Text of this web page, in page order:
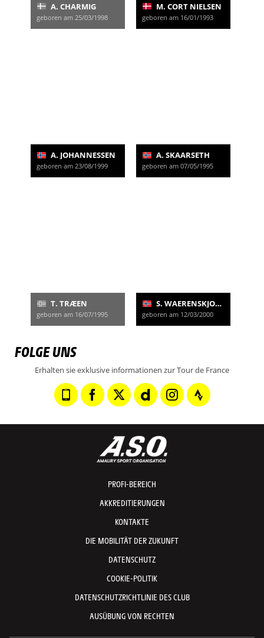
A. CHARMIG
geboren am 25/03/1998
M. CORT NIELSEN
geboren am 16/01/1993
A. JOHANNESSEN
geboren am 23/08/1999
A. SKAARSETH
geboren am 07/05/1995
T. TRÆEN
geboren am 16/07/1995
S. WAERENSKJOLD
geboren am 12/03/2000
FOLGE UNS
Erhalten sie exklusive informationen zur Tour de France
PROFI-BEREICH
AKKREDITIERUNGEN
KONTAKTE
DIE MOBILITÄT DER ZUKUNFT
DATENSCHUTZ
COOKIE-POLITIK
DATENSCHUTZRICHTLINIE DES CLUB
AUSÜBUNG VON RECHTEN